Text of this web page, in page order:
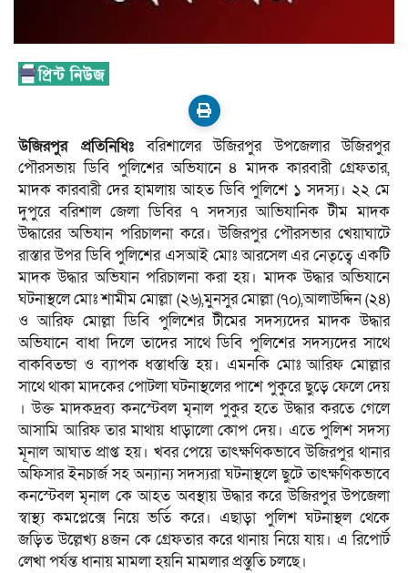
উজিরপুর প্রতিনিধিঃ বরিশালের উজিরপুর উপজেলার উজিরপুর
পৌরসভায় ডিবি পুলিশের অভিযানে ৪ মাদক কারবারী গ্রেফতার,
মাদক কারবারী দের হামলায় আহত ডিবি পুলিশে ১ সদস্য। ২২ মে
দুপুরে বরিশাল জেলা ডিবির ৭ সদস্যর আভিযানিক টীম মাদক
উদ্ধারের অভিযান পরিচালনা করে। উজিরপুর পৌরসভার খেয়াঘাটে
রাস্তার উপর ডিবি পুলিশের এসআই মোঃ আরসেল এর নেতৃত্বে একটি
মাদক উদ্ধার অভিযান পরিচালনা করা হয়। মাদক উদ্ধার অভিযানে
ঘটনাস্থলে মোঃ শামীম মোল্লা (২৬),মুনসুর মোল্লা (৭০),আলাউদ্দিন (২৪)
ও আরিফ মোল্লা ডিবি পুলিশের টীমের সদস্যদের মাদক উদ্ধার
অভিযানে বাধা দিলে তাদের সাথে ডিবি পুলিশের সদস্যদের সাথে
বাকবিতন্ডা ও ব্যাপক ধস্তাধস্তি হয়। এমনকি মোঃ আরিফ মোল্লার
সাথে থাকা মাদকের পোটলা ঘটনাস্থলের পাশে পুকুরে ছুড়ে ফেলে দেয়
। উক্ত মাদকদ্রব্য কনস্টেবল মৃনাল পুকুর হতে উদ্ধার করতে গেলে
আসামি আরিফ তার মাথায় ধাড়ালো কোপ দেয়। এতে পুলিশ সদস্য
মূনাল আঘাত প্রাপ্ত হয়। খবর পেয়ে তাৎক্ষণিকভাবে উজিরপুর থানার
অফিসার ইনচার্জ সহ অন্যান্য সদস্যরা ঘটনাস্থলে ছুটে তাৎক্ষণিকভাবে
কনস্টেবল মৃনাল কে আহত অবস্থায় উদ্ধার করে উজিরপুর উপজেলা
স্বাস্থ্য কমপ্লেক্সে নিয়ে ভর্তি করে। এছাড়া পুলিশ ঘটনাস্থল থেকে
জড়িত উল্লেখ্য ৪জন কে গ্রেফতার করে থানায় নিয়ে যায়। এ রিপোর্ট
লেখা পর্যন্ত ধানায় মামলা হয়নি মামলার প্রস্তুতি চলছে।